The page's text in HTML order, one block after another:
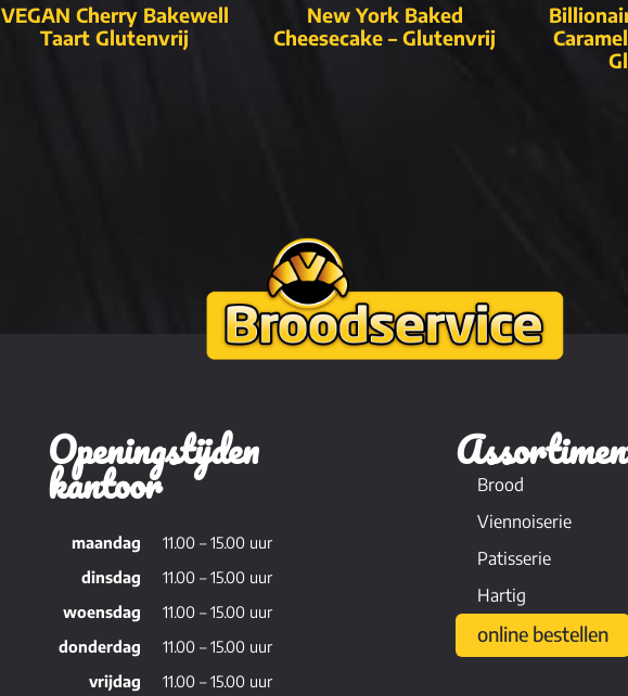
VEGAN Cherry Bakewell
Taart Glutenvrij
New York Baked
Cheesecake – Glutenvrij
Openingstijden
kantoor
maandag
11.00 – 15.00 uur
dinsdag
11.00 – 15.00 uur
woensdag
11.00 – 15.00 uur
donderdag
11.00 – 15.00 uur
vrijdag
11.00 – 15.00 uur
Brood
Viennoiserie
Patisserie
Hartig
online bestellen